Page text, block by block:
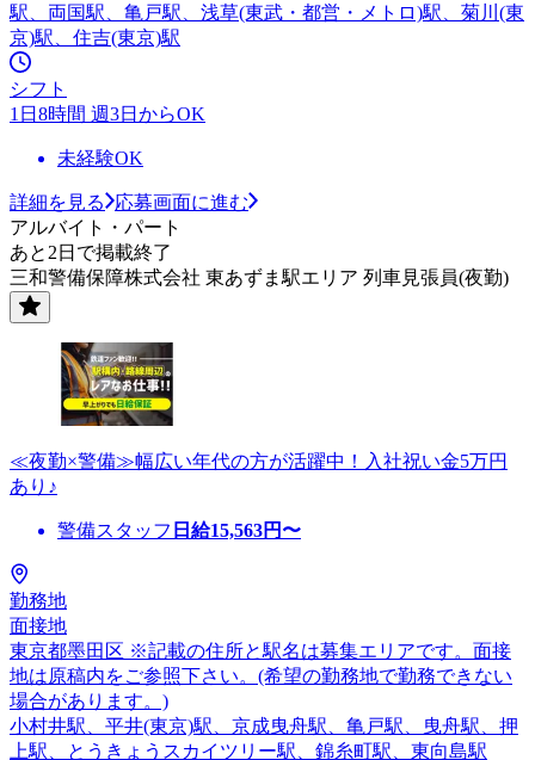
駅、両国駅、亀戸駅、浅草(東武・都営・メトロ)駅、菊川(東
京)駅、住吉(東京)駅
シフト
1日8時間 週3日からOK
未経験OK
詳細を見る
応募画面に進む
アルバイト・パート
あと2日で掲載終了
三和警備保障株式会社 東あずま駅エリア 列車見張員(夜勤)
≪夜勤×警備≫幅広い年代の方が活躍中！入社祝い金5万円
あり♪
警備スタッフ 日給15,563円〜
勤務地
面接地
東京都墨田区 ※記載の住所と駅名は募集エリアです。面接
地は原稿内をご参照下さい。(希望の勤務地で勤務できない
場合があります。)
小村井駅、平井(東京)駅、京成曳舟駅、亀戸駅、曳舟駅、押
上駅、とうきょうスカイツリー駅、錦糸町駅、東向島駅